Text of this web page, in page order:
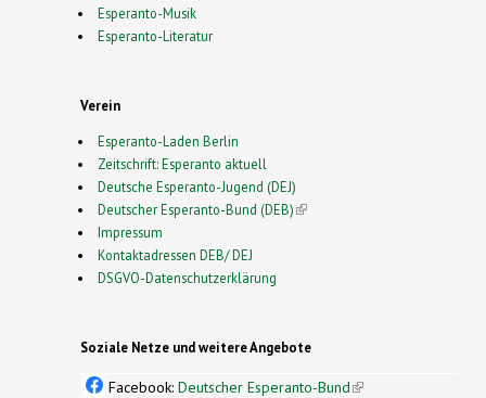
Esperanto-Musik
Esperanto-Literatur
Verein
Esperanto-Laden Berlin
Zeitschrift: Esperanto aktuell
Deutsche Esperanto-Jugend (DEJ)
Deutscher Esperanto-Bund (DEB)(link is external)
Impressum
Kontaktadressen DEB/ DEJ
DSGVO-Datenschutzerklärung
Soziale Netze und weitere Angebote
Facebook: Deutscher Esperanto-Bund(link is